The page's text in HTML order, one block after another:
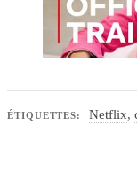
ÉTIQUETTES: Netflix,